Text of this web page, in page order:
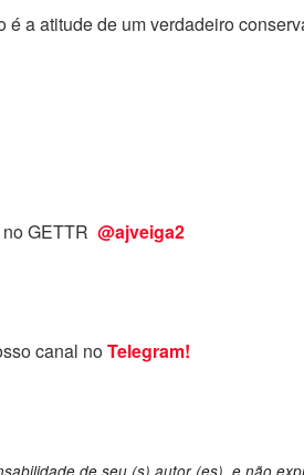
a atitude de um verdadeiro
GETTR @ajveiga2
canal noTelegram!